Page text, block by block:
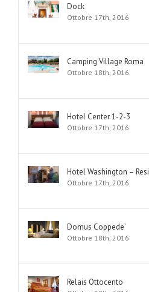
Dock
Ottobre 17th, 2016
Camping Village Roma
Ottobre 18th, 2016
Hotel Center 1-2-3
Ottobre 17th, 2016
Hotel Washington – Resi
Ottobre 17th, 2016
Domus Coppede’
Ottobre 18th, 2016
Relais Ottocento